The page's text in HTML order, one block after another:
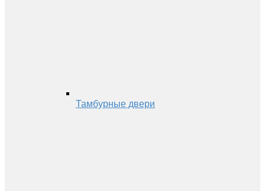
Тамбурные двери